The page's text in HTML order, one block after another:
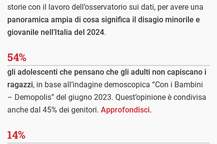
storie con il lavoro dell’osservatorio sui dati, per avere una
panoramica ampia di cosa significa il disagio minorile e
giovanile nell’Italia del 2024.
54%
gli adolescenti che pensano che gli adulti non capiscano i
ragazzi, in base all’indagine demoscopica “Con i Bambini
– Demopolis” del giugno 2023. Quest’opinione è condivisa
anche dal 45% dei genitori. Approfondisci.
14%